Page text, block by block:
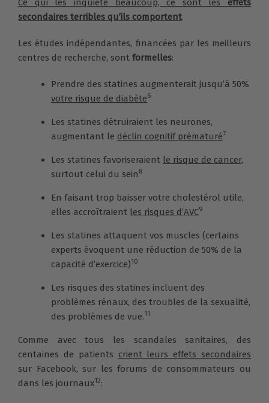
secondaires terribles qu’ils comportent.
Les études indépendantes, financées par les meilleurs
centres de recherche, sont formelles:
Prendre des statines augmenterait jusqu’à 50%
votre risque de diabète6
Les statines détruiraient les neurones,
augmentant le déclin cognitif prématuré7
Les statines favoriseraient le risque de cancer,
surtout celui du sein 8
En faisant trop baisser votre cholestérol utile,
elles accroîtraient les risques d’AVC9
Les statines attaquent vos muscles (certains
experts évoquent une réduction de 50% de la
capacité d’exercice)10
Les risques des statines incluent des
problèmes rénaux, des troubles de la sexualité,
des problèmes de vue.11
Comme avec tous les scandales sanitaires, des
centaines de patients crient leurs effets secondaires
sur Facebook, sur les forums de consommateurs ou
dans les journaux12: